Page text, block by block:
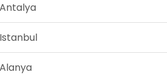
Antalya
Istanbul
Alanya